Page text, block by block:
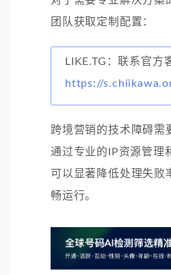
团队获取定制配置：
LIKE.TG：联系官方
https://
跨境营销的技术障碍需
通过专业的IP资源管理
可以显著降低处理失败
畅运行。